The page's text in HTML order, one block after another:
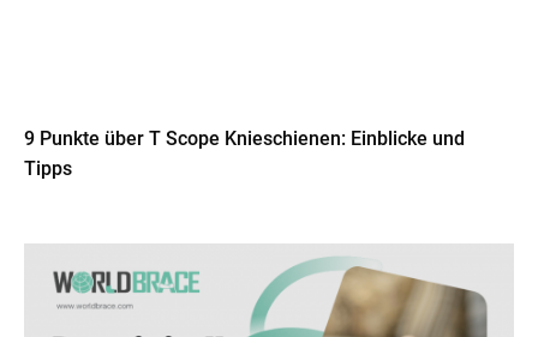
9 Punkte über T Scope Knieschienen: Einblicke und
Tipps